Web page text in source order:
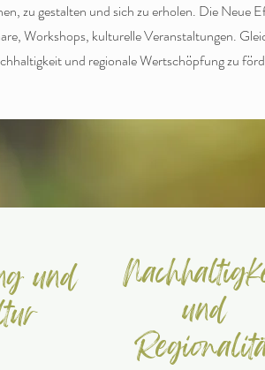
zu gestalten und sich zu erholen. Die Neue
Workshops, kulturelle Veranstaltungen.
und regionale Wertschöpfung zu
und
und